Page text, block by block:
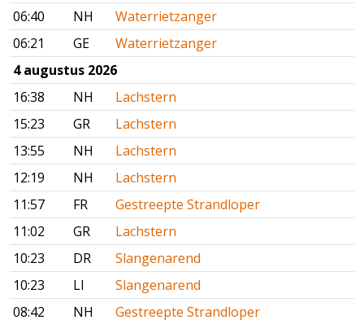
06:40
NH
Waterrietzanger
06:21
GE
Waterrietzanger
4 augustus 2026
16:38
NH
Lachstern
15:23
GR
Lachstern
13:55
NH
Lachstern
12:19
NH
Lachstern
11:57
FR
Gestreepte Strandloper
11:02
GR
Lachstern
10:23
DR
Slangenarend
10:23
LI
Slangenarend
08:42
NH
Gestreepte Strandloper